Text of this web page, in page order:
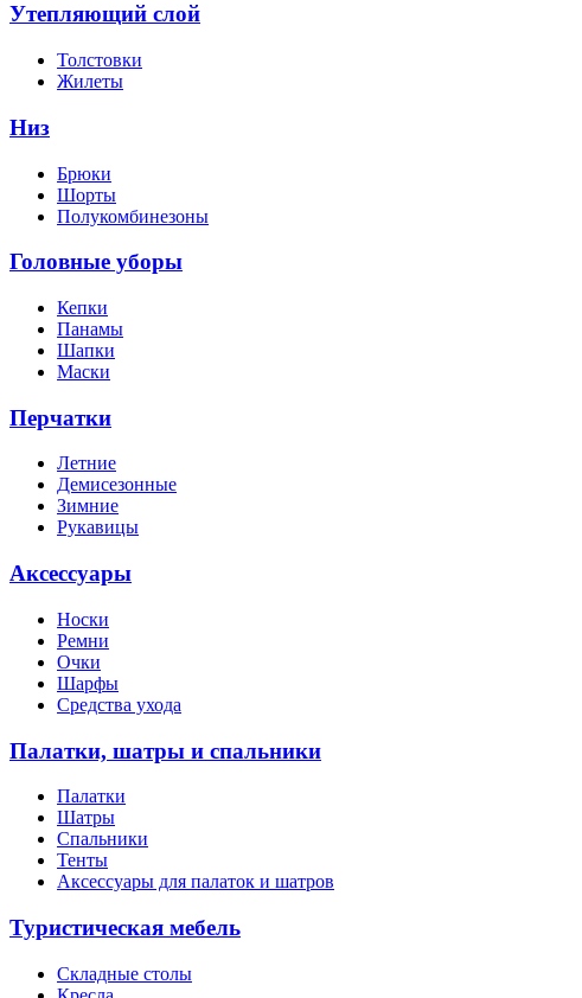
Утепляющий слой
Толстовки
Жилеты
Низ
Брюки
Шорты
Полукомбинезоны
Головные уборы
Кепки
Панамы
Шапки
Маски
Перчатки
Летние
Демисезонные
Зимние
Рукавицы
Аксессуары
Носки
Ремни
Очки
Шарфы
Средства ухода
Палатки, шатры и спальники
Палатки
Шатры
Спальники
Тенты
Аксессуары для палаток и шатров
Туристическая мебель
Складные столы